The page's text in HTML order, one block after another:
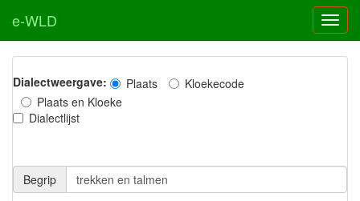
e-WLD
Dialectweergave: Plaats
Kloekecode
Plaats en Kloeke
Dialectlijst
Begrip